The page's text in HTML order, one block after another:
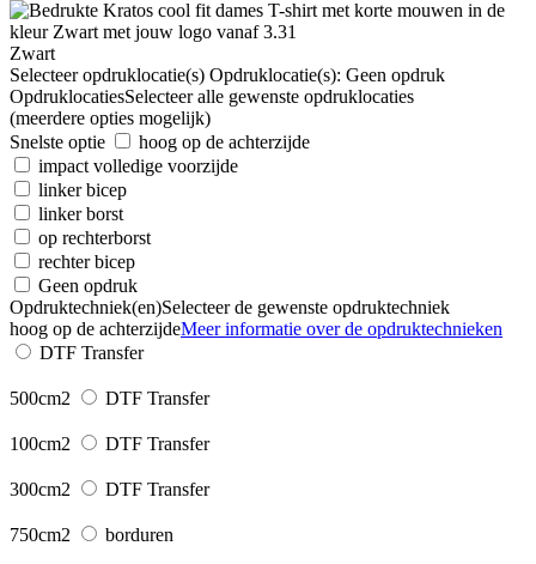
Zwart
Selecteer opdruklocatie(s) Opdruklocatie(s): Geen opdruk
OpdruklocatiesSelecteer alle gewenste opdruklocaties
(meerdere opties mogelijk)
Snelste optie
hoog op de achterzijde
impact volledige voorzijde
linker bicep
linker borst
op rechterborst
rechter bicep
Geen opdruk
Opdruktechniek(en)Selecteer de gewenste opdruktechniek
hoog op de achterzijdeMeer informatie over de opdruktechnieken
DTF Transfer
500cm2 DTF Transfer
100cm2 DTF Transfer
300cm2 DTF Transfer
750cm2 borduren